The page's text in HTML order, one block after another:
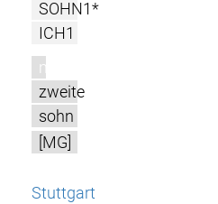
SOHN1*
ICH1
m
zweite
sohn
[MG]
Stuttgart